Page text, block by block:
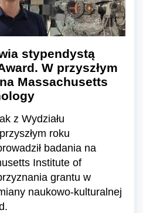
stypendystą
W przyszłym
Massachusetts
z Wydziału
roku
badania na
Institute of
grantu w
naukowo-kulturalnej